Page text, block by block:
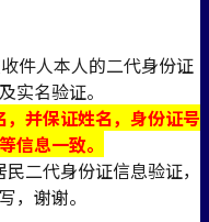
件人本人的二代身份证
实名验证。
并保证姓名，身份证号
信息一致。
二代身份证信息验证，
，谢谢。